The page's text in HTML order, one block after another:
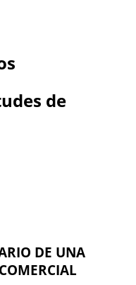
de
DE UNA